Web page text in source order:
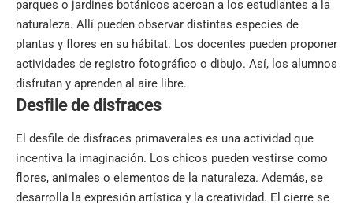
parques o jardines botánicos acercan a los estudiantes a la
naturaleza. Allí pueden observar distintas especies de
plantas y flores en su hábitat. Los docentes pueden proponer
actividades de registro fotográfico o dibujo. Así, los alumnos
disfrutan y aprenden al aire libre.
Desfile de disfraces
El desfile de disfraces primaverales es una actividad que
incentiva la imaginación. Los chicos pueden vestirse como
flores, animales o elementos de la naturaleza. Además, se
desarrolla la expresión artística y la creatividad. El cierre se